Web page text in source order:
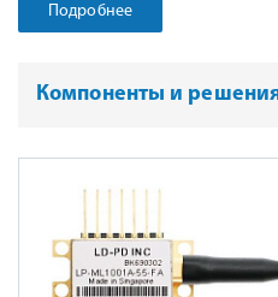
Подробнее
Компоненты и